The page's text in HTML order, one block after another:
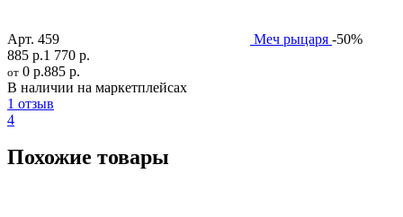
Арт. 459 Меч рыцаря -50%
885 р.1 770 р.
от 0 р.885 р.
В наличии на маркетплейсах
1 отзыв
4
Похожие товары